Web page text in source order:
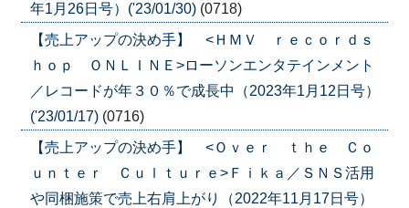
年1月26日号）('23/01/30) (0718)
【売上アップの決め手】 <ＨＭＶ ｒｅｃｏｒｄｓ
ｈｏｐ ＯＮＬＩＮＥ>ローソンエンタテインメント
／レコードが年３０％で成長中（2023年1月12日号）
('23/01/17) (0716)
【売上アップの決め手】 <Ｏｖｅｒ ｔｈｅ Ｃｏ
ｕｎｔｅｒ Ｃｕｌｔｕｒｅ>Ｆｉｋａ／ＳＮＳ活用
や同梱施策で売上右肩上がり（2022年11月17日号）